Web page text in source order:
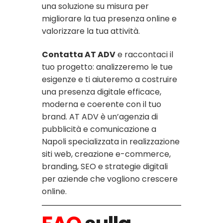
una soluzione su misura per
migliorare la tua presenza online e
valorizzare la tua attività.
Contatta AT ADVe raccontaci il
tuo progetto: analizzeremo le tue
esigenze e ti aiuteremo a costruire
una presenza digitale efficace,
moderna e coerente con il tuo
brand. AT ADV è un’agenzia di
pubblicità e comunicazione a
Napoli specializzata in realizzazione
siti web, creazione e-commerce,
branding, SEO e strategie digitali
per aziende che vogliono crescere
online.